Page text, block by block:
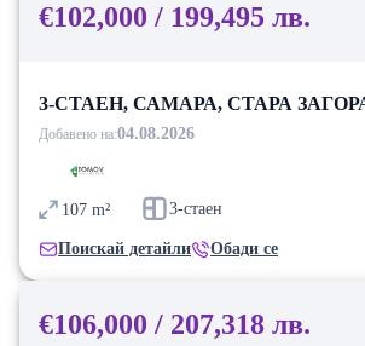
€102,000 / 199,495 лв.
3-СТАЕН, САМАРА, СТАРА
Добавено на:04.08.2026
107 m² 3-стаен
Поискай детайли Обади се
€106,000 / 207,318 лв.